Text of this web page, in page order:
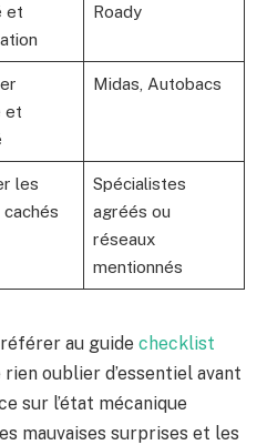
et
Roady
et
Midas, Autobacs
les
Spécialistes
agréés ou
réseaux
mentionnés
au guide checklist
rien oublier d’essentiel avant
sur l’état mécanique
mauvaises surprises et les